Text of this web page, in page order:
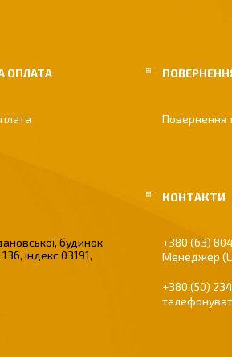
ОПЛАТА
Повернення
будинок
індекс 03191,
+380 (63)
Менеджер
+380 (50)